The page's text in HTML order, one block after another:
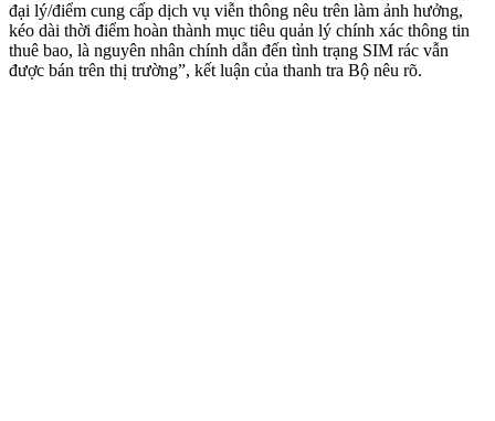
đại lý/điểm cung cấp dịch vụ viễn thông nêu trên làm ảnh hưởng,
kéo dài thời điểm hoàn thành mục tiêu quản lý chính xác thông tin
thuê bao, là nguyên nhân chính dẫn đến tình trạng SIM rác vẫn
được bán trên thị trường”, kết luận của thanh tra Bộ nêu rõ.